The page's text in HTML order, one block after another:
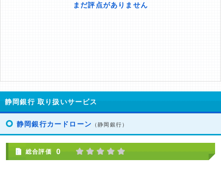
静岡銀行 取り扱いサービス
静岡銀行カードローン （静岡銀行）
総合評価 0